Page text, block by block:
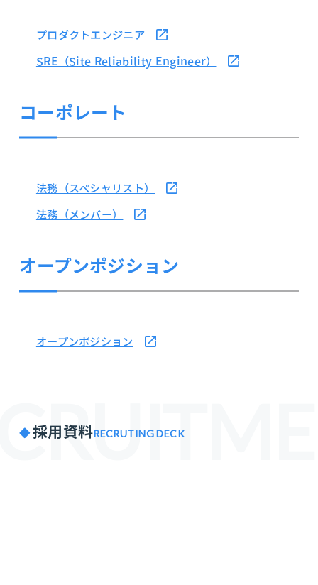
プロダクトエンジニア
SRE（Site Reliability Engineer）
コーポレート
法務（スペシャリスト）
法務（メンバー）
オープンポジション
オープンポジション
採用資料RECRUTING DECK